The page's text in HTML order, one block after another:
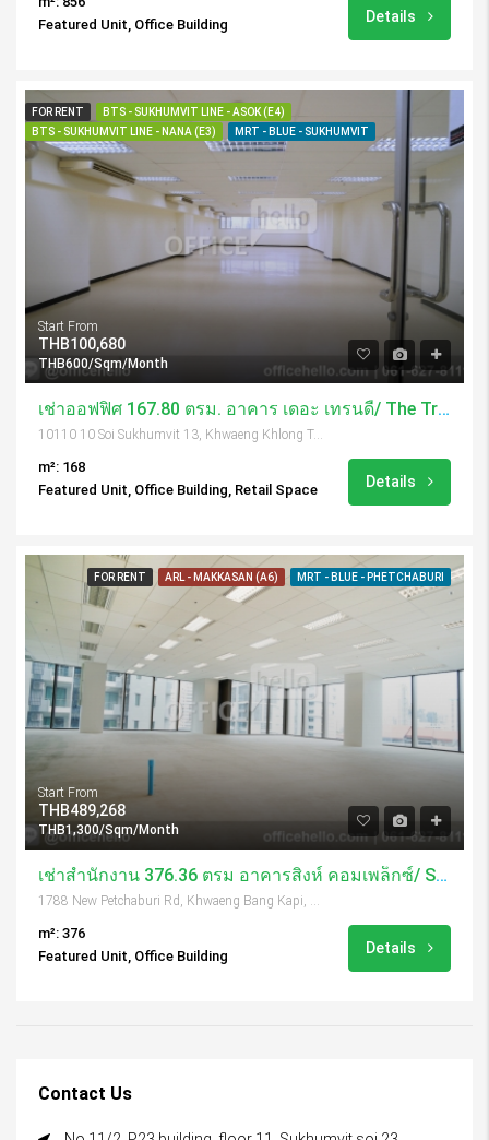
Featured Unit, Office Building
Details
FOR RENT
BTS - SUKHUMVIT LINE - ASOK (E4)
BTS - SUKHUMVIT LINE - NANA (E3)
MRT - BLUE - SUKHUMVIT
Start From
THB100,680
THB600/Sqm/Month
เช่าออฟฟิศ 167.80 ตรม. อาคาร เดอะ เทรนดี้/ The Trendy Building
10110 10 Soi Sukhumvit 13, Khwaeng Khlong Toei Nuea, Khet Watthana, Krung Thep Maha Nakhon 10110, Thailand
m²: 168
Featured Unit, Office Building, Retail Space
Details
FOR RENT ARL - MAKKASAN (A6) MRT - BLUE - PHETCHABURI
Start From
THB489,268
THB1,300/Sqm/Month
เช่าสำนักงาน 376.36 ตรม อาคารสิงห์ คอมเพล็กซ์/ Singha Complex
m²: 376
Featured Unit, Office Building
Details
Contact Us